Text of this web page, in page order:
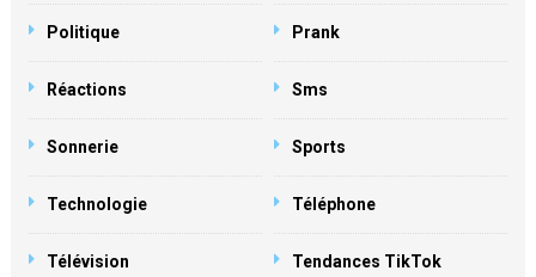
Politique Prank
Réactions Sms
Sonnerie Sports
Technologie Téléphone
Télévision Tendances TikTok